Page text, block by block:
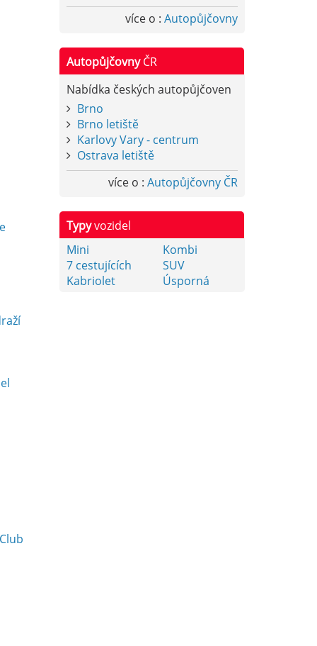
více o : Autopůjčovny
AutopůjčovnyČR
Nabídka českých autopůjčoven
Brno
Brno letiště
Karlovy Vary - centrum
Ostrava letiště
více o : Autopůjčovny ČR
Typyvozidel
Mini
Kombi
7 cestujících
SUV
Kabriolet
Úsporná